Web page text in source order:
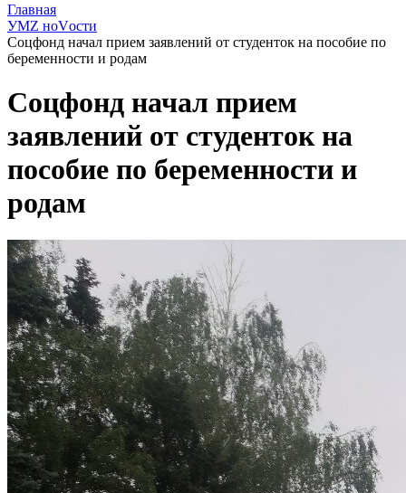
Главная
УМZ ноVости
Соцфонд начал прием заявлений от студенток на пособие по
беременности и родам
Соцфонд начал прием
заявлений от студенток на
пособие по беременности и
родам